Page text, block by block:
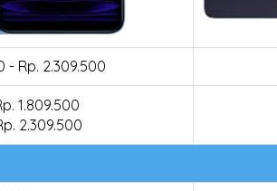
- Rp. 2.309.500
1.809.500
2.309.500